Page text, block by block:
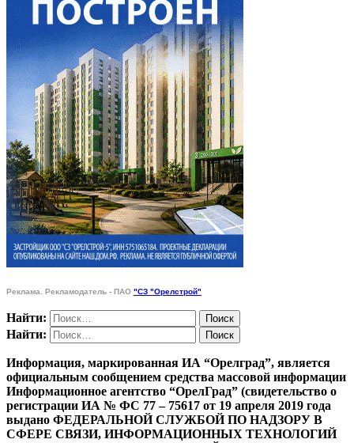
Реклама. Рекламодатель - ПАО "СЗ "Орелстрой"
Найти:
Найти:
Информация, маркированная ИА “Орелград”, является
официальным сообщением средства массовой информации
Информационное агентство “ОрелГрад” (свидетельство о
регистрации ИА № ФС 77 – 75617 от 19 апреля 2019 года
выдано ФЕДЕРАЛЬНОЙ СЛУЖБОЙ ПО НАДЗОРУ В
СФЕРЕ СВЯЗИ, ИНФОРМАЦИОННЫХ ТЕХНОЛОГИЙ